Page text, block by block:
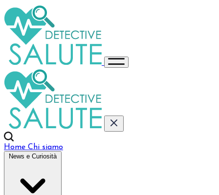
Home Chi siamo
News e Curiosità